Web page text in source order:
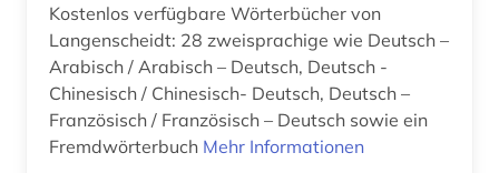
türkisch (4)
urdu (1)
vorislamisch (1)
westasien (2)
Kostenlos verfügbare Wörterbücher von
Langenscheidt: 28 zweisprachige wie Deutsch –
Arabisch / Arabisch – Deutsch, Deutsch -
Chinesisch / Chinesisch- Deutsch, Deutsch –
Französisch / Französisch – Deutsch sowie ein
Fremdwörterbuch Mehr Informationen